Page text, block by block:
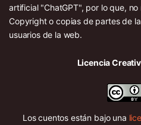
artificial "ChatGPT", por lo que,
Copyright o copias de partes de
usuarios de la web.
Licencia
Los cuentos están bajo una